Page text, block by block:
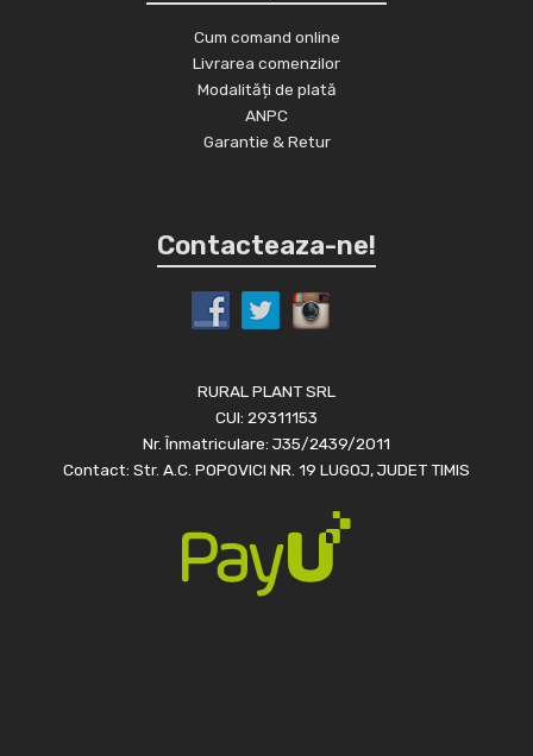
Cum comand online
Livrarea comenzilor
Modalități de plată
ANPC
Garantie & Retur
Contacteaza-ne!
RURAL PLANT SRL
CUI: 29311153
Nr. Înmatriculare: J35/2439/2011
Contact: Str. A.C. POPOVICI NR. 19 LUGOJ, JUDET TIMIS